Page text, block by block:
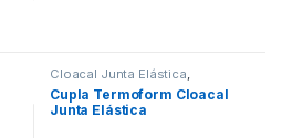
Cloacal Junta Elástica
Cupla Termoform Cloacal
Junta Elástica